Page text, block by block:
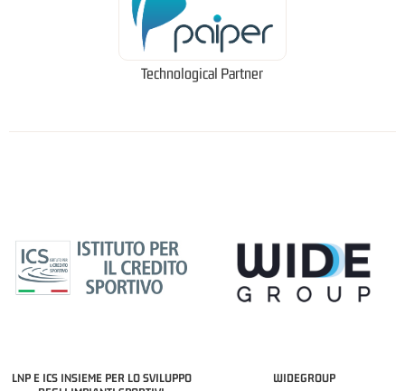
Technological Partner
LNP E ICS INSIEME PER LO SVILUPPO
WIDEGROUP